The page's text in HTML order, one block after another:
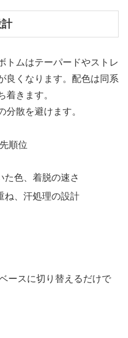
トムはテーパードやストレ
良くなります。配色は同系
着きます。
分散を避けます。
順位
た色、着脱の速さ
ね、汗処理の設計
ースに切り替えるだけで